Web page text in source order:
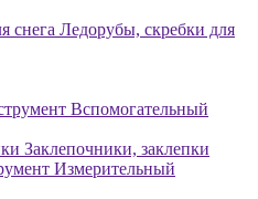
Ледорубы, скребки для
Вспомогательный
Заклепочники, заклепки
Измерительный